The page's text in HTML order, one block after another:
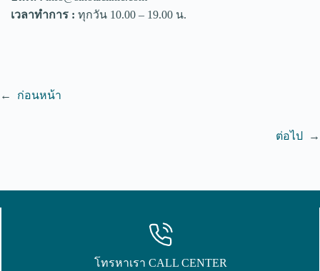
เวลาทำการ : ทุกวัน 10.00 – 19.00 น.
← ก่อนหน้า
ต่อไป →
โทรหาเรา CALL CENTER